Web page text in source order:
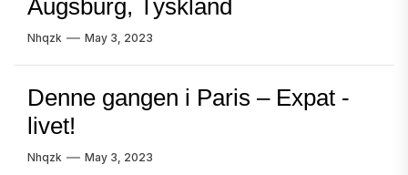
Augsburg, Tyskland
Nhqzk May 3, 2023
Denne gangen i Paris – Expat -
livet!
Nhqzk May 3, 2023